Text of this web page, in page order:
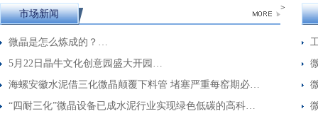
市场新闻
微晶是怎么炼成的？…
5月22日晶牛文化创意园盛大开园…
海螺安徽水泥借三化微晶颠覆下料管 堵塞严重每窑期必…
“四耐三化”微晶设备已成水泥行业实现绿色低碳的高科…
>